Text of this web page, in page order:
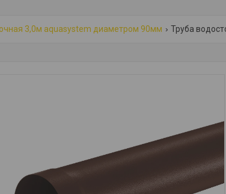
3,0м aquasystem диаметром 90мм Труба